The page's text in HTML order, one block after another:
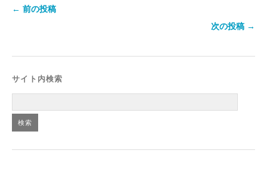
← 前の投稿
次の投稿 →
サイト内検索